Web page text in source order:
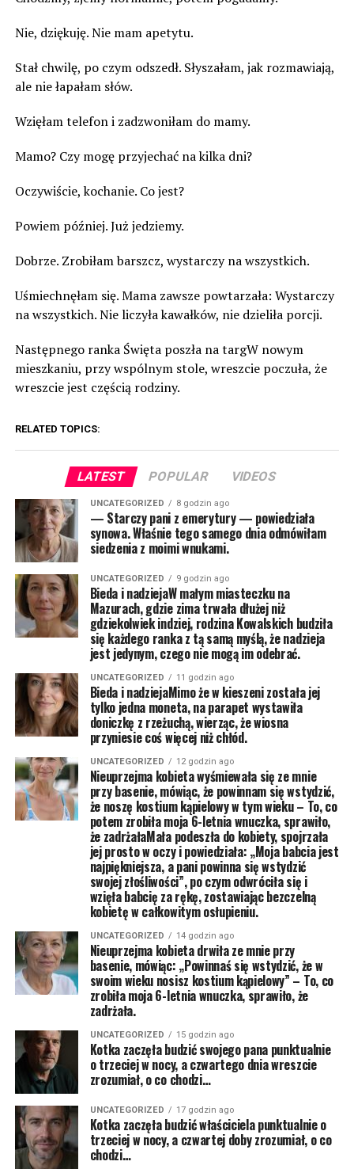
Nie, dziękuję. Nie mam apetytu.
Stał chwilę, po czym odszedł. Słyszałam, jak rozmawiają,
ale nie łapałam słów.
Wzięłam telefon i zadzwoniłam do mamy.
Mamo? Czy mogę przyjechać na kilka dni?
Oczywiście, kochanie. Co jest?
Powiem później. Już jedziemy.
Dobrze. Zrobiłam barszcz, wystarczy na wszystkich.
Uśmiechnęłam się. Mama zawsze powtarzała: Wystarczy
na wszystkich. Nie liczyła kawałków, nie dzieliła porcji.
Następnego ranka Święta poszła na targW nowym
mieszkaniu, przy wspólnym stole, wreszcie poczuła, że
wreszcie jest częścią rodziny.
RELATED TOPICS:
LATEST POPULAR VIDEOS
UNCATEGORIZED 8 godzin ago
— Starczy pani z emerytury — powiedziała
synowa. Właśnie tego samego dnia odmówiłam
siedzenia z moimi wnukami.
UNCATEGORIZED 9 godzin ago
Bieda i nadziejaW małym miasteczku na
Mazurach, gdzie zima trwała dłużej niż
gdziekolwiek indziej, rodzina Kowalskich budziła
się każdego ranka z tą samą myślą, że nadzieja
jest jedynym, czego nie mogą im odebrać.
UNCATEGORIZED 11 godzin ago
Bieda i nadziejaMimo że w kieszeni została jej
tylko jedna moneta, na parapet wystawiła
doniczkę z rzeżuchą, wierząc, że wiosna
przyniesie coś więcej niż chłód.
UNCATEGORIZED 12 godzin ago
Nieuprzejma kobieta wyśmiewała się ze mnie
przy basenie, mówiąc, że powinnam się wstydzić,
że noszę kostium kąpielowy w tym wieku – To, co
potem zrobiła moja 6-letnia wnuczka, sprawiło,
że zadrżałaMała podeszła do kobiety, spojrzała
jej prosto w oczy i powiedziała: „Moja babcia jest
najpiękniejsza, a pani powinna się wstydzić
swojej złośliwości”, po czym odwróciła się i
wzięła babcię za rękę, zostawiając bezczelną
kobietę w całkowitym osłupieniu.
UNCATEGORIZED 14 godzin ago
Nieuprzejma kobieta drwiła ze mnie przy
basenie, mówiąc: „Powinnaś się wstydzić, że w
swoim wieku nosisz kostium kąpielowy” – To, co
zrobiła moja 6-letnia wnuczka, sprawiło, że
zadrżała.
UNCATEGORIZED 15 godzin ago
Kotka zaczęła budzić swojego pana punktualnie
o trzeciej w nocy, a czwartego dnia wreszcie
zrozumiał, o co chodzi…
UNCATEGORIZED 17 godzin ago
Kotka zaczęła budzić właściciela punktualnie o
trzeciej w nocy, a czwartej doby zrozumiał, o co
chodzi…